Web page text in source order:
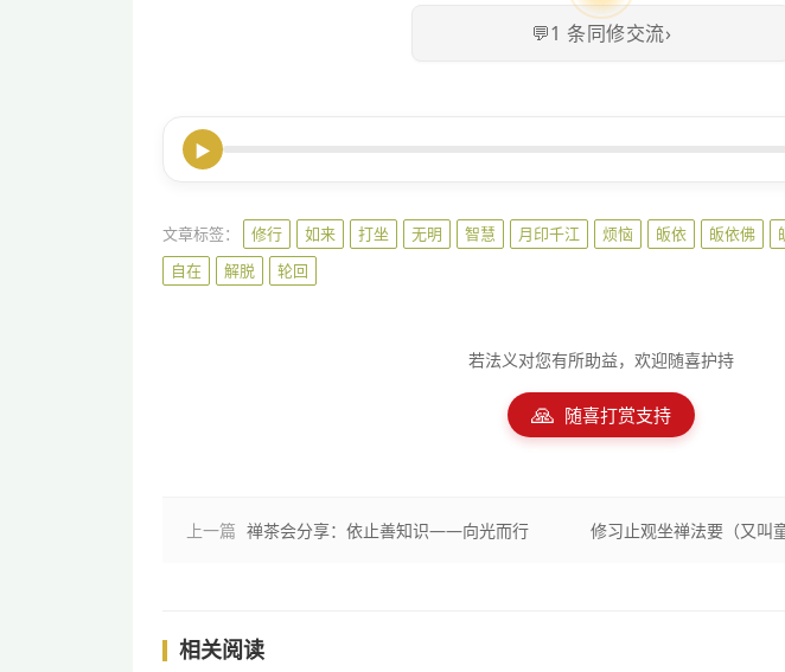
💬1 条同修交流›
▶
文章标签： 修行 如来 打坐 无明 智慧 月印千江 烦恼 皈依 皈依佛
自在
解脱 轮回
若法义对您有所助益，欢迎随喜护持
🙏 随喜打赏支持
上一篇 禅茶会分享：依止善知识——向光而行 修习止观坐禅法要（又叫
相关阅读